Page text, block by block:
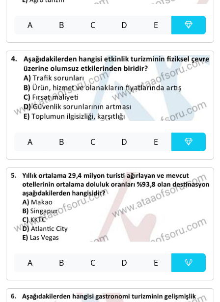
A B C D E
A B C D E
A B C D E